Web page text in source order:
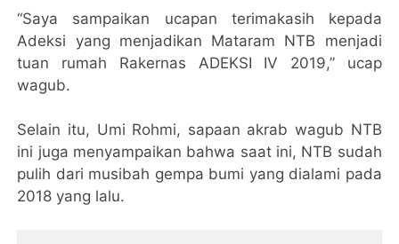
“Saya sampaikan ucapan terimakasih kepada
Adeksi yang menjadikan Mataram NTB menjadi
tuan rumah Rakernas ADEKSI IV 2019,” ucap
wagub.
Selain itu, Umi Rohmi, sapaan akrab wagub NTB
ini juga menyampaikan bahwa saat ini, NTB sudah
pulih dari musibah gempa bumi yang dialami pada
2018 yang lalu.